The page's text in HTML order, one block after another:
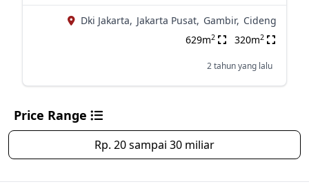
Dki Jakarta, Jakarta Pusat, Gambir, Cideng
629m2 320m2
2 tahun yang lalu
Price Range
Rp. 20 sampai 30 miliar